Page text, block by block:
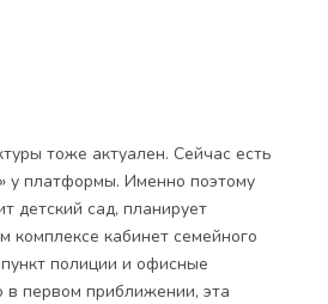
тоже актуален. Сейчас есть
у платформы. Именно поэтому
детский сад, планирует
комплексе кабинет семейного
полиции и офисные
в первом приближении, эта